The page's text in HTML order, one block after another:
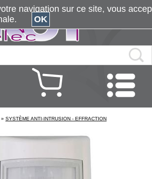
» SYSTÈME ANTI-INTRUSION - EFFRACTION
navigation sur ce site, vous
OK